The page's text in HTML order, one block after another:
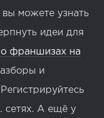
можете узнать
идеи для
о франшизах на
и
сетях. А ещё у